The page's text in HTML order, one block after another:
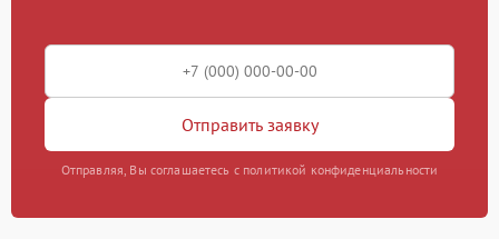
Отправить заявку
Отправляя, Вы соглашаетесь с политикой конфиденциальности